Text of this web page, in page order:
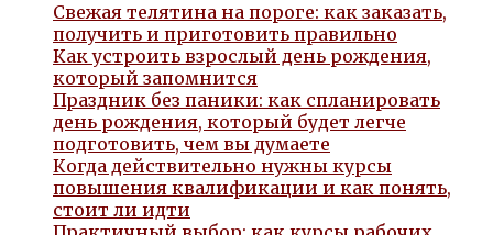
Свежая телятина на пороге: как заказать,
получить и приготовить правильно
Как устроить взрослый день рождения,
который запомнится
Праздник без паники: как спланировать
день рождения, который будет легче
подготовить, чем вы думаете
Когда действительно нужны курсы
повышения квалификации и как понять,
стоит ли идти